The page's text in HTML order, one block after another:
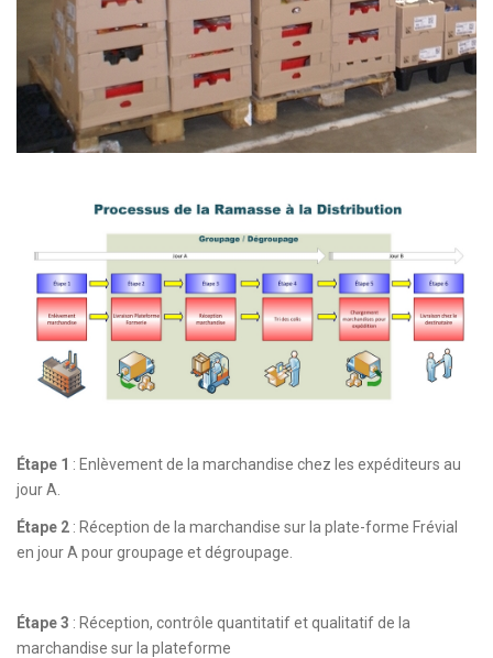
Étape 1 : Enlèvement de la marchandise chez les expéditeurs au
jour A.
Étape 2 : Réception de la marchandise sur la plate-forme Frévial
en jour A pour groupage et dégroupage.
Étape 3 : Réception, contrôle quantitatif et qualitatif de la
marchandise sur la plateforme